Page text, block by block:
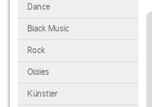
Dance
Black Music
Rock
Oldies
Künstler